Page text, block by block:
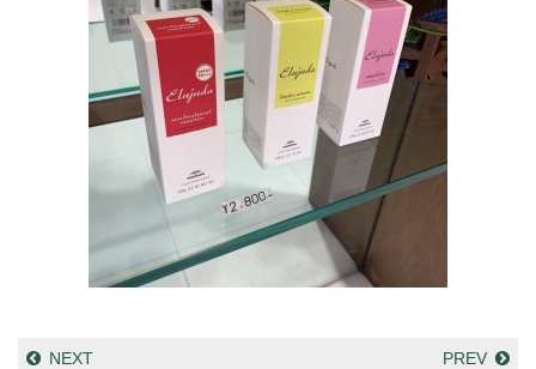
NEXT PREV